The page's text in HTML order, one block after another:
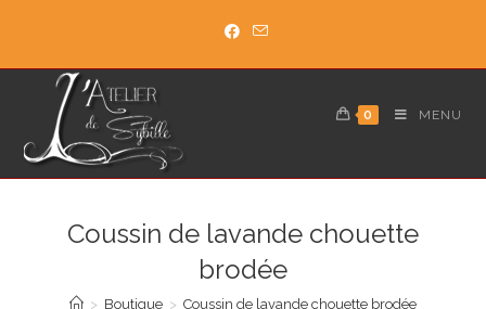
content
0 MENU
Coussin de lavande chouette
brodée
> Boutique > Coussin de lavande chouette brodée